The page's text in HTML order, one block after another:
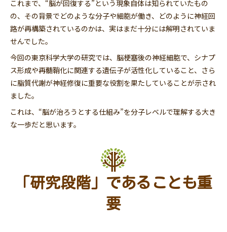
これまで、“脳が回復する”という現象自体は知られていたもの
の、その背景でどのような分子や細胞が働き、どのように神経回
路が再構築されているのかは、実はまだ十分には解明されていま
せんでした。
今回の東京科学大学の研究では、脳梗塞後の神経細胞で、シナプ
ス形成や再髄鞘化に関連する遺伝子が活性化していること、さら
に脂質代謝が神経修復に重要な役割を果たしていることが示され
ました。
これは、“脳が治ろうとする仕組み”を分子レベルで理解する大き
な一歩だと思います。
「研究段階」であることも重
要